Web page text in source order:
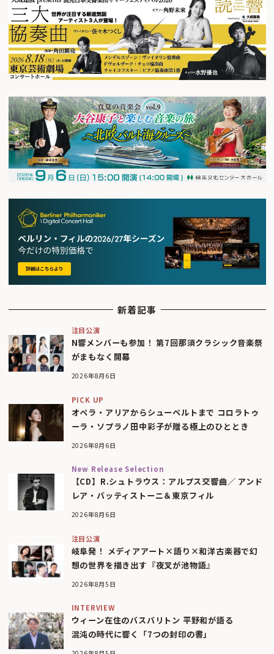
新着記事
注目公演
N響メンバーも参加！ 第7回那須クラシック音楽祭
がまもなく開幕
2026年8月6日
PICK UP
オペラ・アリアからシューベルトまで コロラトゥ
ーラ・ソプラノ田中彩子が贈る極上のひととき
2026年8月6日
New Release Selection
【CD】R.シュトラウス：アルプス交響曲／ アンド
レア・バッティストーニ＆東京フィル
2026年8月6日
注目公演
岐阜発！ メディアアート×語り×和洋古楽器で幻
想の世界を描き出す『夜叉が池物語』
2026年8月5日
INTERVIEW
ウィーン在住のバスバリトン 平野和が語る
混沌の時代に響く「7つの封印の書」